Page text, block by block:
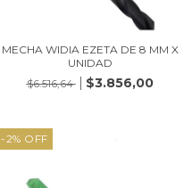
MECHA WIDIA EZETA DE 8 MM X
UNIDAD
$6.516,64
$3.856,00
-2% OFF